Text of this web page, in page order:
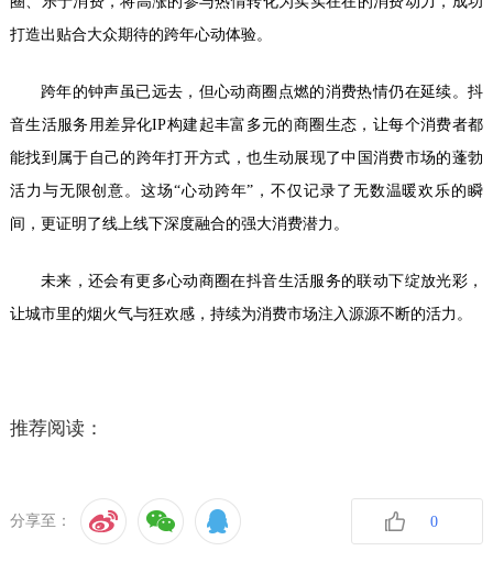
打造出贴合大众期待的跨年心动体验。
跨年的钟声虽已远去，但心动商圈点燃的消费热情仍在延续。抖
音生活服务用差异化IP构建起丰富多元的商圈生态，让每个消费者都
能找到属于自己的跨年打开方式，也生动展现了中国消费市场的蓬勃
活力与无限创意。这场“心动跨年”，不仅记录了无数温暖欢乐的瞬
间，更证明了线上线下深度融合的强大消费潜力。
未来，还会有更多心动商圈在抖音生活服务的联动下绽放光彩，
让城市里的烟火气与狂欢感，持续为消费市场注入源源不断的活力。
推荐阅读：
分享至： 0